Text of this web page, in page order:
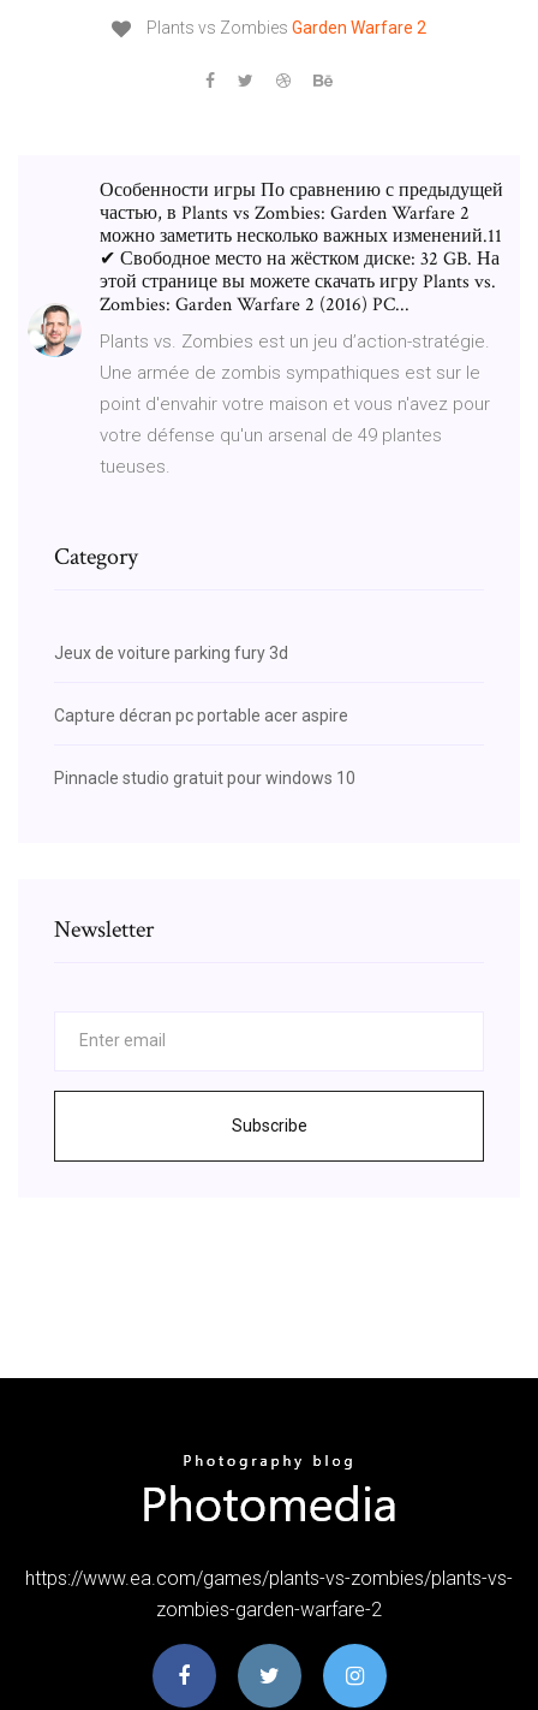
Plants vs Zombies Garden Warfare 2
Особенности игры По сравнению с предыдущей
частью, в Plants vs Zombies: Garden Warfare 2
можно заметить несколько важных изменений.11
✔ Свободное место на жёстком диске: 32 GB. На
этой странице вы можете скачать игру Plants vs.
Zombies: Garden Warfare 2 (2016) PC...
Plants vs. Zombies est un jeu d’action-stratégie.
Une armée de zombis sympathiques est sur le
point d'envahir votre maison et vous n'avez pour
votre défense qu'un arsenal de 49 plantes
tueuses.
Category
Jeux de voiture parking fury 3d
Capture décran pc portable acer aspire
Pinnacle studio gratuit pour windows 10
Newsletter
Subscribe
https://www.ea.com/games/plants-vs-zombies/plants-vs-
zombies-garden-warfare-2